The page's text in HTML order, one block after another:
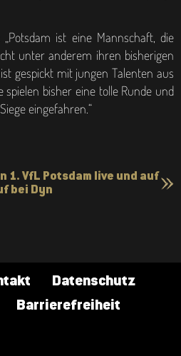
ist eine Mannschaft, die
unter anderem ihren bisherigen
gespickt mit jungen Talenten aus
spielen bisher eine tolle Runde und
eingefahren.“
1. VfL Potsdam live und auf
bei Dyn
Datenschutz
Barrierefreiheit